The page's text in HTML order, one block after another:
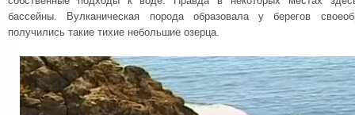
бассейны. Вулканическая порода образовала у берегов
получились такие тихие небольшие озерца.